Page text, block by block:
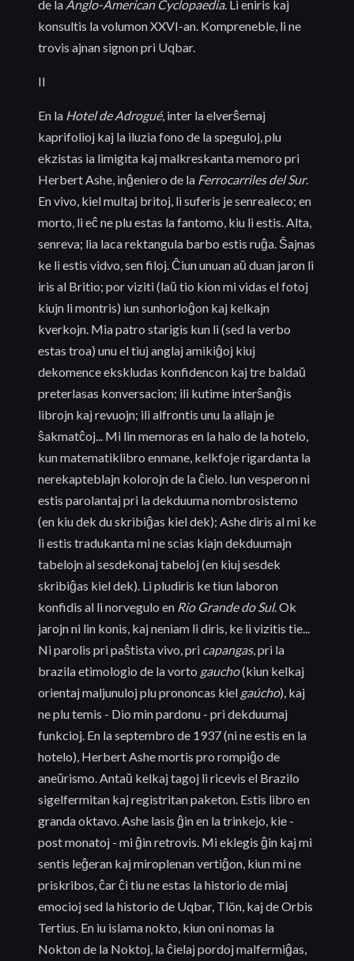
de la Anglo-American Cyclopaedia. Li eniris kaj
konsultis la volumon XXVI-an. Kompreneble, li ne
trovis ajnan signon pri Uqbar.
II
En la Hotel de Adrogué, inter la elverŝemaj
kaprifolioj kaj la iluzia fono de la speguloj, plu
ekzistas ia limigita kaj malkreskanta memoro pri
Herbert Ashe, inĝeniero de la Ferrocarriles del Sur.
En vivo, kiel multaj britoj, li suferis je senrealeco; en
morto, li eĉ ne plu estas la fantomo, kiu li estis. Alta,
senreva; lia laca rektangula barbo estis ruĝa. Ŝajnas
ke li estis vidvo, sen filoj. Ĉiun unuan aŭ duan jaron li
iris al Britio; por viziti (laŭ tio kion mi vidas el fotoj
kiujn li montris) iun sunhorloĝon kaj kelkajn
kverkojn. Mia patro starigis kun li (sed la verbo
estas troa) unu el tiuj anglaj amikiĝoj kiuj
dekomence ekskludas konfidencon kaj tre baldaŭ
preterlasas konversacion; ili kutime interŝanĝis
librojn kaj revuojn; ili alfrontis unu la aliajn je
ŝakmatĉoj... Mi lin memoras en la halo de la hotelo,
kun matematiklibro enmane, kelkfoje rigardanta la
nerekapteblajn kolorojn de la ĉielo. Iun vesperon ni
estis parolantaj pri la dekduuma nombrosistemo
(en kiu dek du skribiĝas kiel dek); Ashe diris al mi ke
li estis tradukanta mi ne scias kiajn dekduumajn
tabelojn al sesdekonaj tabeloj (en kiuj sesdek
skribiĝas kiel dek). Li pludiris ke tiun laboron
konfidis al li norvegulo en Rio Grande do Sul. Ok
jarojn ni lin konis, kaj neniam li diris, ke li vizitis tie...
Ni parolis pri paŝtista vivo, pri capangas, pri la
brazila etimologio de la vorto gaucho(kiun kelkaj
orientaj maljunuloj plu prononcas kiel gaúcho), kaj
ne plu temis - Dio min pardonu - pri dekduumaj
funkcioj. En la septembro de 1937 (ni ne estis en la
hotelo), Herbert Ashe mortis pro rompiĝo de
aneŭrismo. Antaŭ kelkaj tagoj li ricevis el Brazilo
sigelfermitan kaj registritan paketon. Estis libro en
granda oktavo. Ashe lasis ĝin en la trinkejo, kie -
post monatoj - mi ĝin retrovis. Mi eklegis ĝin kaj mi
sentis leĝeran kaj miroplenan vertiĝon, kiun mi ne
priskribos, ĉar ĉi tiu ne estas la historio de miaj
emocioj sed la historio de Uqbar, Tlön, kaj de Orbis
Tertius. En iu islama nokto, kiun oni nomas la
Nokton de la Noktoj, la ĉielaj pordoj malfermiĝas,